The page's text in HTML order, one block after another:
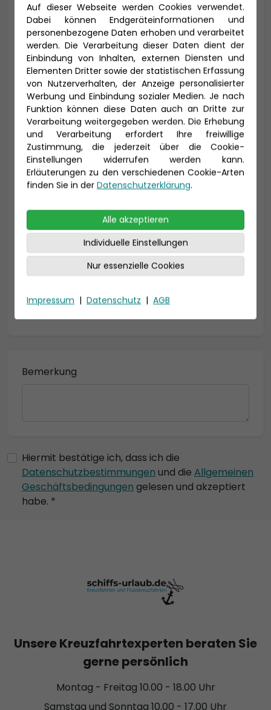
Vorname * Nachname *
E-Mail *
Telefon *
Geburtsdatum
Bemerkung
Hiermit bestätige ich, dass ich die
Datenschutzbestimmungen und die Allgemeinen
Geschäftsbedingungen gelesen und akzeptiert
habe. *
Auf dieser Webseite werden Cookies verwendet.
Dabei können Endgeräteinformationen und
personenbezogene Daten erhoben und verarbeitet
werden. Die Verarbeitung dieser Daten dient der
Einbindung von Inhalten, externen Diensten und
Elementen Dritter sowie der statistischen Erfassung
von Nutzerverhalten, der Anzeige personalisierter
Werbung und Einbindung sozialer Medien. Je nach
Funktion können diese Daten auch an Dritte zur
Verarbeitung weitergegeben werden. Die Erhebung
und Verarbeitung erfordert Ihre freiwillige
Zustimmung, die jederzeit über die Cookie-
Einstellungen widerrufen werden kann.
Erläuterungen zu den verschiedenen Cookie-Arten
finden Sie in der Datenschutzerklärung.
Alle akzeptieren
Individuelle Einstellungen
Nur essenzielle Cookies
Impressum | Datenschutz | AGB
Unsere Kreuzfahrtexperten beraten Sie
gerne persönlich
Montag - Freitag 10.00 - 18.00 Uhr
Samstag und Sonntag 10.00 - 17.00 Uhr